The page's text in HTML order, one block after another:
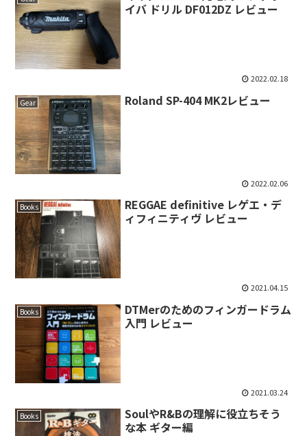
イバ ドリル DF012DZ レビュー
2022.02.18
Gear Roland SP-404 MK2レビュー
2022.02.06
Books
REGGAE definitive レゲエ・デ
ィフィニティヴ レビュー
2021.04.15
Books
DTMerのためのフィンガードラム
入門 レビュー
2021.03.24
Books
SoulやR&Bの理解に役立ちそう
な本 ギター編